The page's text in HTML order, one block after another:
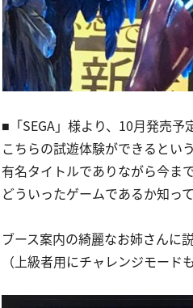
■「SEGA」様より、10月発売予
こちらの試遊体験ができるとい
有名タイトルでありながら今ま
どういったゲームであるか知っ
ブース案内の綺麗なお姉さんに
（上級者用にチャレンジモード